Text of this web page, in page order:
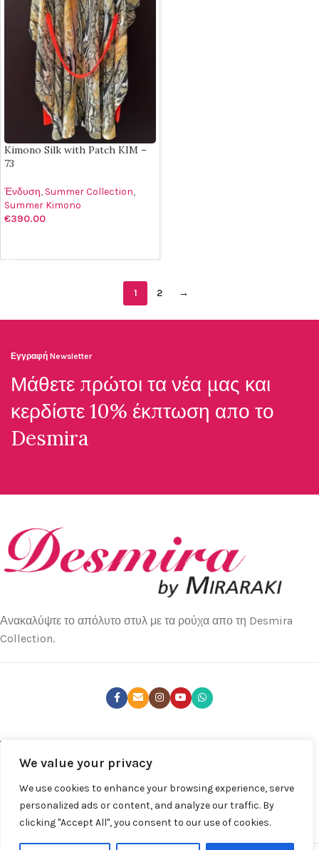
We value your privacy
We use cookies to enhance your browsing experience, serve
personalized ads or content, and analyze our traffic. By
clicking "Accept All", you consent to our use of cookies.
Kimono Silk with Patch KIM –
73
Ένδυση, Summer Collection,
Summer Kimono
€390.00
1 2 →
Εγγραφή Newsletter
Μάθετε πρώτοι τα νέα μας και
κερδίστε 10% έκπτωση απο το
Desmira
Ανακαλύψτε το απόλυτο στυλ με τα ρούχα απο τη Desmira
Collection.
ΤΕΛΕΥΤΑΊΑ ΝΈΑ
ΚΑΤΑΣΤΉΜΑΤΑ
ΧΡΉΣΙΜΑ LINKS